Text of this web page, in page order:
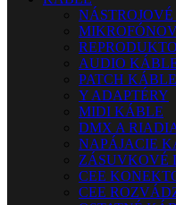
AUDIO
PATCH KÁBLE
Y ADAPTÉRY
MIDI KÁBLE
DMX A
NAPÁJACIE
ZÁSUVKOVÉ
CEE
CEE